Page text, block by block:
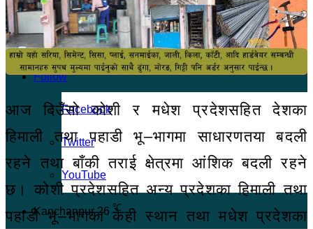
Switch skin
लगइन
Follow
Facebook
Twitter
YouTube
Kanchanpur 26 ℃
आज दिउँसो कोशी र मधेश प्रदेशसहित देशका
हिमाली तथा पहाडी भू–भागमा साधारणतया बदली
रहने तथा बाँकी तराई क्षेत्रमा आंशिक बदली रहने
छ। कोशी प्रदेशसहित अन्य प्रदेशका हिमाली तथा
पहाडी भू–भागका केही स्थान तथा मधेश प्रदेशका